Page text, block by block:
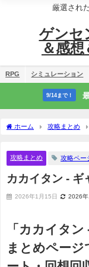
厳選され
ゲンセ
＆感
RPG シミュレーション
9/14まで！
ホーム 攻略まとめ
攻略まとめ 攻略ペー
カカイタン -
2026年1月15日 2026年
「カカイタ
まとめページ